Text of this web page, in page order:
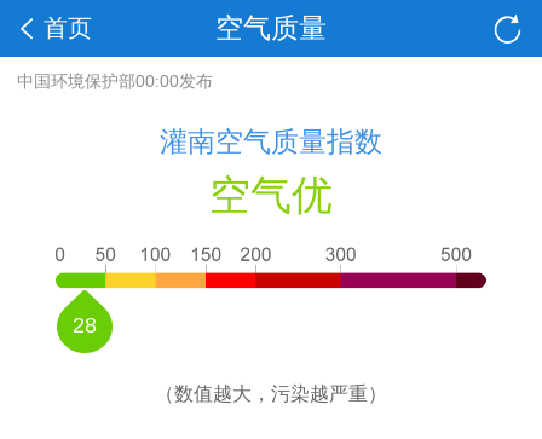
空气质量
首页
中国环境保护部00:00发布
灌南空气质量指数
空气优
28
（数值越大，污染越严重）